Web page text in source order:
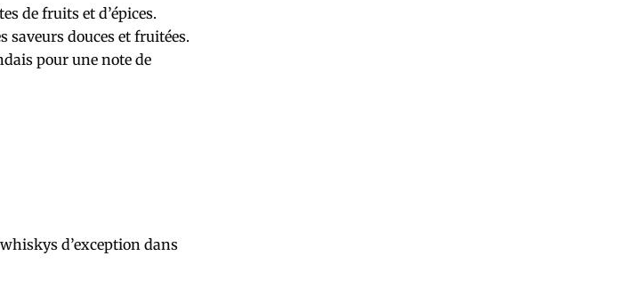
de fruits et d’épices.
douces et fruitées.
pour une note de
d’exception dans